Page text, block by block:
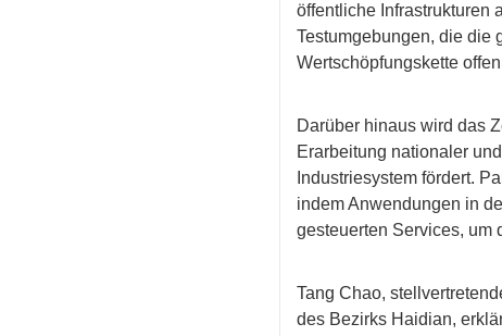
öffentliche Infrastrukturen
Testumgebungen, die die
Wertschöpfungskette
Darüber hinaus wird das
Erarbeitung nationaler
Industriesystem fördert.
indem Anwendungen in
gesteuerten Services, um
Tang Chao,
des Bezirks Haidian,